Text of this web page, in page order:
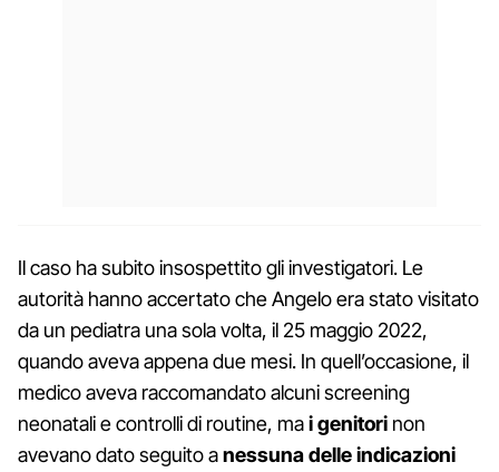
Il caso ha subito insospettito gli investigatori. Le
autorità hanno accertato che Angelo era stato visitato
da un pediatra una sola volta, il 25 maggio 2022,
quando aveva appena due mesi. In quell’occasione, il
medico aveva raccomandato alcuni screening
neonatali e controlli di routine, mai genitori non
avevano dato seguito anessuna delle indicazioni